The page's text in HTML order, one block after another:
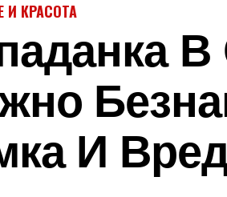
И КРАСОТА
И